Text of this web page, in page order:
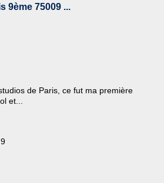
9ème 75009 ...
de Paris, ce fut ma première
et...